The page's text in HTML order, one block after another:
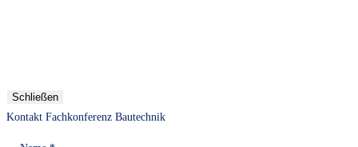
Schließen
Kontakt Fachkonferenz Bautechnik